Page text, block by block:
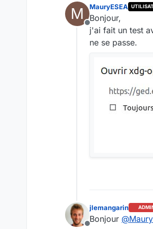
M
Offline
MauryESEA
Bonjour,
j'ai fait un test
ne se passe.
jlemangarin
Bonjour @